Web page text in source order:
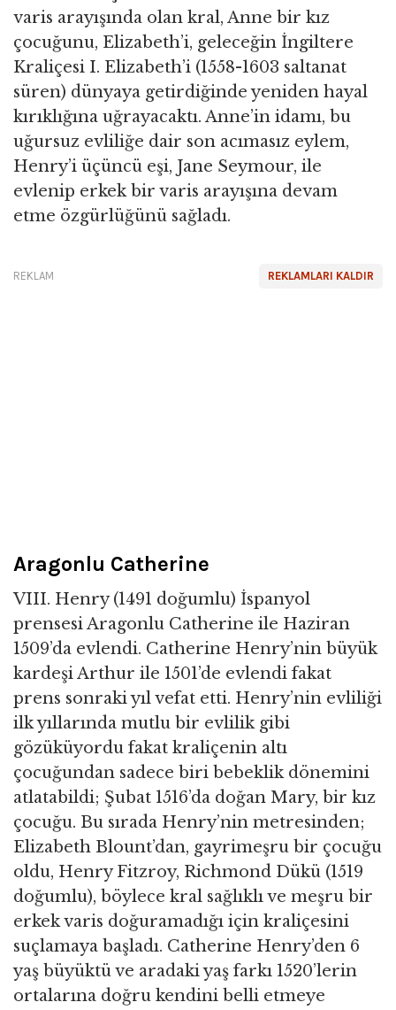
varis arayışında olan kral, Anne bir kız
çocuğunu, Elizabeth’i, geleceğin İngiltere
Kraliçesi I. Elizabeth’i (1558-1603 saltanat
süren) dünyaya getirdiğinde yeniden hayal
kırıklığına uğrayacaktı. Anne’in idamı, bu
uğursuz evliliğe dair son acımasız eylem,
Henry’i üçüncü eşi, Jane Seymour, ile
evlenip erkek bir varis arayışına devam
etme özgürlüğünü sağladı.
REKLAMLARI KALDIR
REKLAM
Aragonlu Catherine
VIII. Henry (1491 doğumlu) İspanyol
prensesi Aragonlu Catherine ile Haziran
1509’da evlendi. Catherine Henry’nin büyük
kardeşi Arthur ile 1501’de evlendi fakat
prens sonraki yıl vefat etti. Henry’nin evliliği
ilk yıllarında mutlu bir evlilik gibi
gözüküyordu fakat kraliçenin altı
çocuğundan sadece biri bebeklik dönemini
atlatabildi; Şubat 1516’da doğan Mary, bir kız
çocuğu. Bu sırada Henry’nin metresinden;
Elizabeth Blount’dan, gayrimeşru bir çocuğu
oldu, Henry Fitzroy, Richmond Dükü (1519
doğumlu), böylece kral sağlıklı ve meşru bir
erkek varis doğuramadığı için kraliçesini
suçlamaya başladı. Catherine Henry’den 6
yaş büyüktü ve aradaki yaş farkı 1520’lerin
ortalarına doğru kendini belli etmeye